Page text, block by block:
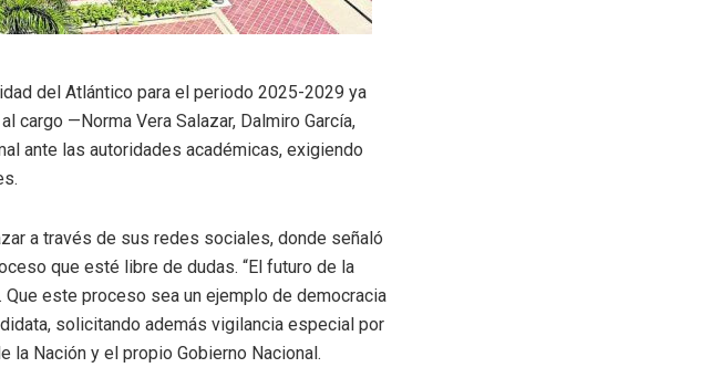
del Atlántico para el periodo 2025-2029 ya
cargo —Norma Vera Salazar, Dalmiro García,
ante las autoridades académicas, exigiendo
a través de sus redes sociales, donde señaló
que esté libre de dudas. “El futuro de la
este proceso sea un ejemplo de democracia
solicitando además vigilancia especial por
la Nación y el propio Gobierno Nacional.